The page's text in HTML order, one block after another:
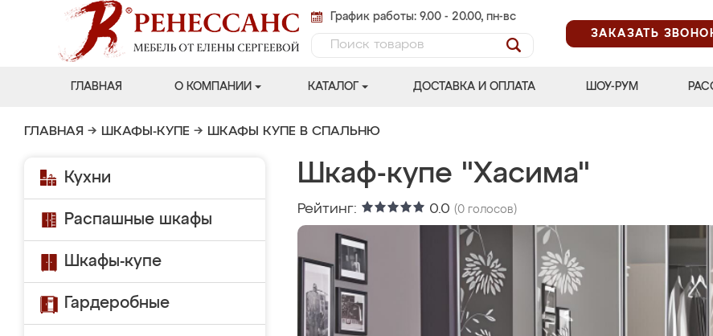
График работы: 9.00 - 20.00, пн-вс
ЗАКАЗАТЬ
ГЛАВНАЯ О КОМПАНИИ КАТАЛОГ ДОСТАВКА И ОПЛАТА ШОУ-РУМ
ГЛАВНАЯ → ШКАФЫ-КУПЕ → ШКАФЫ КУПЕ В СПАЛЬНЮ
Кухни
Распашные шкафы
Шкафы-купе
Гардеробные
Шкаф-купе "Хасима"
Рейтинг: 0.0 (0 голосов)